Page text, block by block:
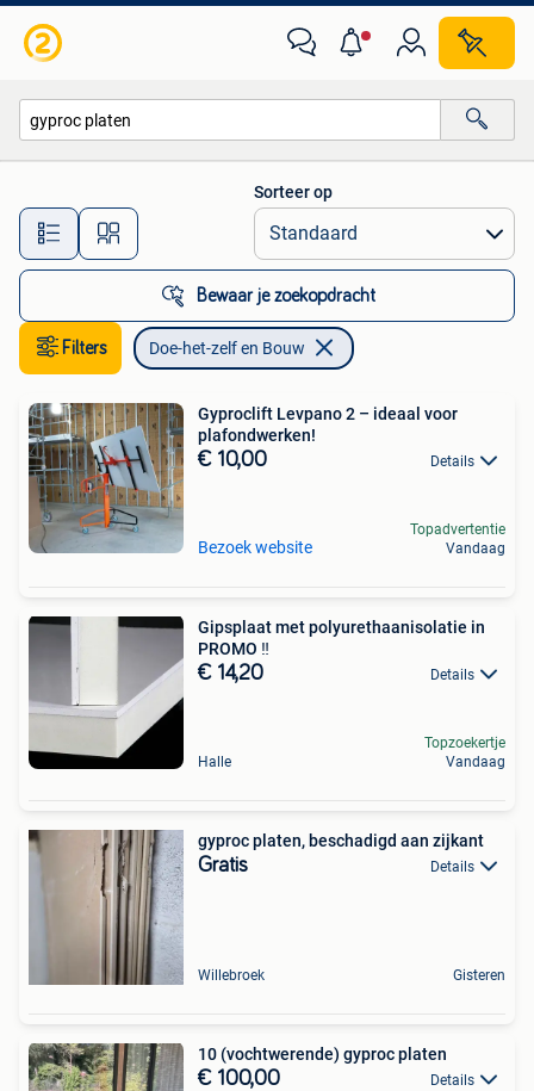
Alle afstanden…
Sorteer op
Bewaar je zoekopdracht
Filters Doe-het-zelf en Bouw
Gyproclift Levpano 2 – ideaal voor
plafondwerken!
€ 10,00 Details
Bezoek website
Topadvertentie
Vandaag
Gipsplaat met polyurethaanisolatie in
PROMO ‼️
€ 14,20 Details
Halle
Topzoekertje
Vandaag
gyproc platen, beschadigd aan zijkant
Gratis Details
Willebroek Gisteren
10 (vochtwerende) gyproc platen
€ 100,00 Details